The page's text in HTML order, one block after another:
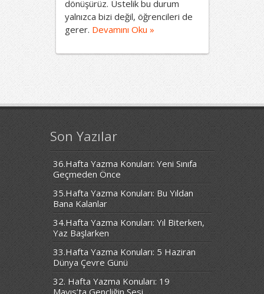
dönüşürüz. Üstelik bu durum
yalnızca bizi değil, öğrencileri de
gerer. Devamını Oku »
Son Yazılar
36.Hafta Yazma Konuları: Yeni Sınıfa
Geçmeden Önce
35.Hafta Yazma Konuları: Bu Yıldan
Bana Kalanlar
34.Hafta Yazma Konuları: Yıl Biterken,
Yaz Başlarken
33.Hafta Yazma Konuları: 5 Haziran
Dünya Çevre Günü
32. Hafta Yazma Konuları: 19